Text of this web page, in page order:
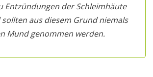
Entzündungen der Schleimhäute
aus diesem Grund niemals
Mund genommen werden.